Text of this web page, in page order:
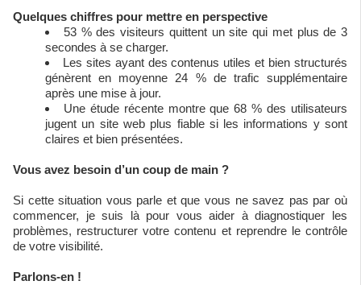
Quelques chiffres pour mettre en perspective
53 % des visiteurs quittent un site qui met plus de 3
secondes à se charger.
Les sites ayant des contenus utiles et bien structurés
génèrent en moyenne 24 % de trafic supplémentaire
après une mise à jour.
Une étude récente montre que 68 % des utilisateurs
jugent un site web plus fiable si les informations y sont
claires et bien présentées.
Vous avez besoin d’un coup de main ?
Si cette situation vous parle et que vous ne savez pas par où
commencer, je suis là pour vous aider à diagnostiquer les
problèmes, restructurer votre contenu et reprendre le contrôle
de votre visibilité.
Parlons-en !